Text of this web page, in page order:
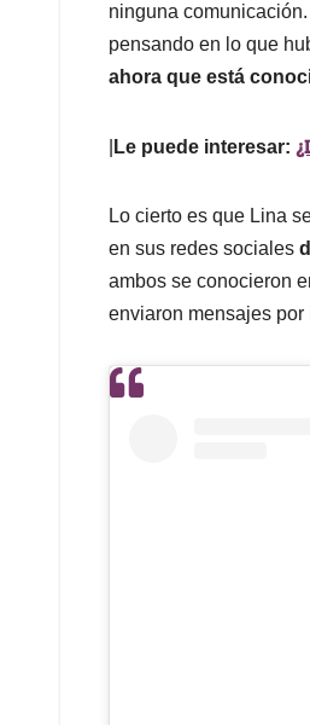
ninguna
pensando en lo que
ahora que está
Le puede interesar:
Lo cierto es que Lina
en sus redes sociales
ambos se conocieron
enviaron mensajes por